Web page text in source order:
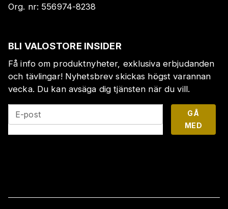
Org. nr: 556974-8238
BLI VALOSTORE INSIDER
Få info om produktnyheter, exklusiva erbjudanden
och tävlingar! Nyhetsbrev skickas högst varannan
vecka. Du kan avsäga dig tjänsten när du vill.
E-post
GÅ
MED